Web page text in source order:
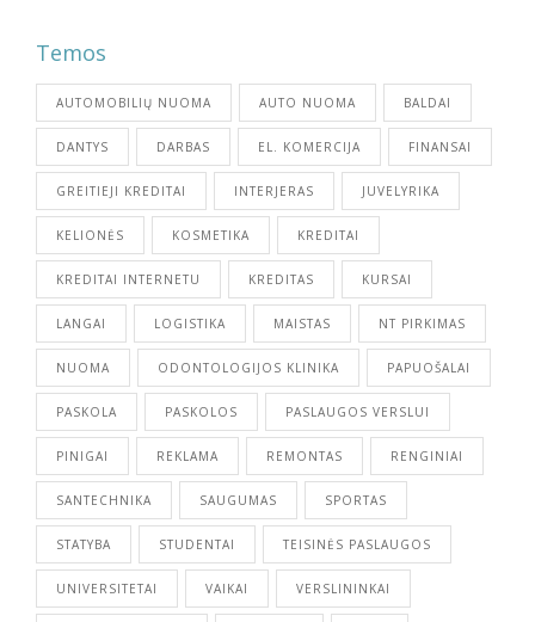
Temos
AUTOMOBILIŲ NUOMA AUTO NUOMA BALDAI
DANTYS DARBAS EL. KOMERCIJA FINANSAI
GREITIEJI KREDITAI INTERJERAS JUVELYRIKA
KELIONĖS KOSMETIKA KREDITAI
KREDITAI INTERNETU KREDITAS KURSAI
LANGAI LOGISTIKA MAISTAS NT PIRKIMAS
NUOMA ODONTOLOGIJOS KLINIKA PAPUOŠALAI
PASKOLA PASKOLOS PASLAUGOS VERSLUI
PINIGAI REKLAMA REMONTAS RENGINIAI
SANTECHNIKA SAUGUMAS SPORTAS
STATYBA STUDENTAI TEISINĖS PASLAUGOS
UNIVERSITETAI VAIKAI VERSLININKAI